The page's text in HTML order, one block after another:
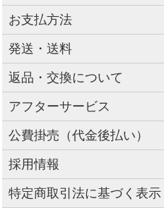
お支払方法
発送・送料
返品・交換について
アフターサービス
公費掛売（代金後払い）
採用情報
特定商取引法に基づく表示